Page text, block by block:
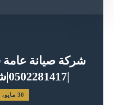
شركة صيانة
|0502281417|شركة المهارة
30 مايو، 2024